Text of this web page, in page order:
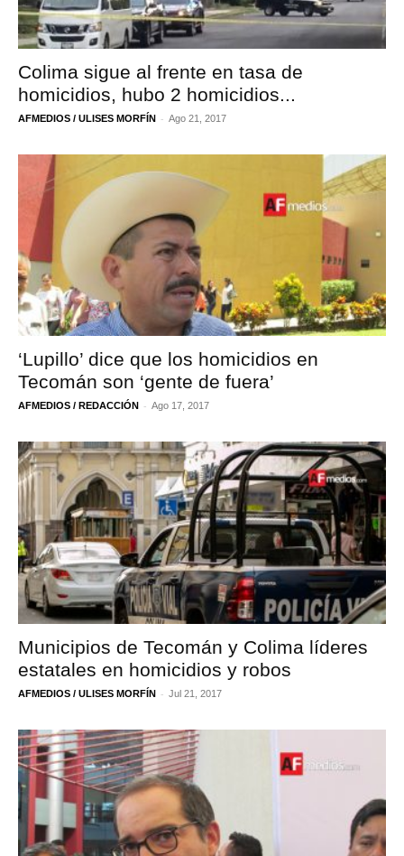
Colima sigue al frente en tasa de
homicidios, hubo 2 homicidios...
AFMEDIOS / ULISES MORFÍN - Ago 21, 2017
‘Lupillo’ dice que los homicidios en
Tecomán son ‘gente de fuera’
AFMEDIOS / REDACCIÓN - Ago 17, 2017
Municipios de Tecomán y Colima líderes
estatales en homicidios y robos
AFMEDIOS / ULISES MORFÍN - Jul 21, 2017